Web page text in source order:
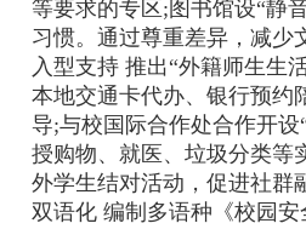
等要求的专区;图书馆设“静
习惯。通过尊重差异，减少
入型支持 推出“外籍师生生
本地交通卡代办、银行预约
导;与校国际合作处合作开设
授购物、就医、垃圾分类等
外学生结对活动，促进社群
双语化 编制多语种《校园